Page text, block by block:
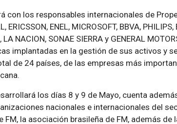
con los responsables internacionales de
ERICSSON, ENEL, MICROSOFT, BBVA,
LA NACION, SONAE SIERRA y GENERAL
implantadas en la gestión de sus activos y
de 24 países, de las empresas más
los días 8 y 9 de Mayo, cuenta
nacionales e internacionales del
FM, la asociación brasileña de FM, además de